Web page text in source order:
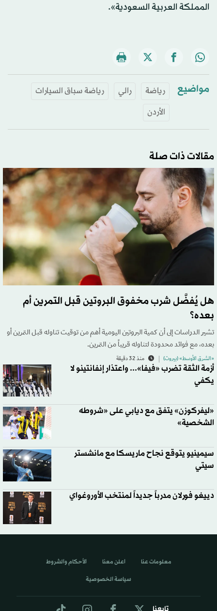
المملكة العربيةالسعودية».
مواضيع رياضة رالي
رياضة سباق السيارات
الأردن
مقالات ذات صلة
هل يُفضَّل شرب مخفوق البروتين قبل التمرين أم
بعده؟
تشير الدراسات إلى أن كمية البروتين اليومية أهم من توقيت تناوله قبل التمرين أو
بعده، مع فوائد محدودة لتناوله قريباً من التمرين.
«الشرق الأوسط» (بيروت) منذ 32 دقيقة
أزمة الثقة تضرب «فيفا»... واعتذار إنفانتينو لا
يكفي
«ليفركوزن» يتفق مع ديابي على «شروطه
الشخصية»
سيمينيو يتوقع نجاح ماريسكا مع مانشستر
سيتي
دييغو فورلان مدرباً جديداً لمنتخب الأوروغواي
معلومات عنا اعلن معنا الأحكام والشروط
سياسة الخصوصية